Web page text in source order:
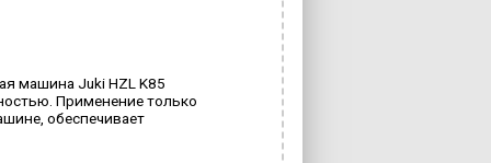
машина Juki HZL K85
Применение только
обеспечивает